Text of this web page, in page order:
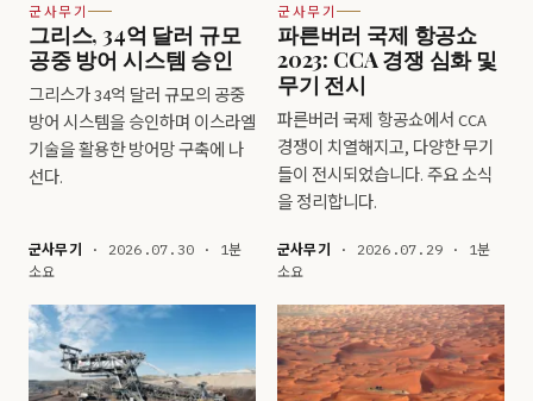
군사무기
그리스, 34억 달러 규모
공중 방어 시스템 승인
그리스가 34억 달러 규모의 공중
방어 시스템을 승인하며 이스라엘
기술을 활용한 방어망 구축에 나
선다.
군사무기 · 2026.07.30 · 1분
소요
군사무기
파른버러 국제 항공쇼
2023: CCA 경쟁 심화 및
무기 전시
파른버러 국제 항공쇼에서 CCA
경쟁이 치열해지고, 다양한 무기
들이 전시되었습니다. 주요 소식
을 정리합니다.
군사무기 · 2026.07.29 · 1분
소요